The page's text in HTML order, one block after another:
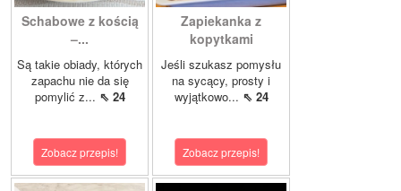
Schabowe z kością
–...
Są takie obiady, których
zapachu nie da się
pomylić z... ⇖ 24
Zobacz przepis!
Zapiekanka z
kopytkami
Jeśli szukasz pomysłu
na sycący, prosty i
wyjątkowo... ⇖ 24
Zobacz przepis!